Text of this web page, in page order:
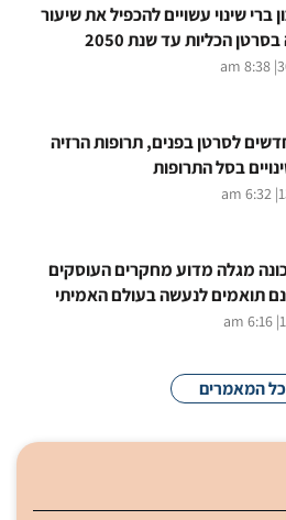
ברי שינוי עשויים להכפיל את שיעור
הכליות עד שנת 2050
| 8:38 am
לסרטן בפנים, תרופות הרזיה
בסל התרופות
| 6:32 am
מגלה מדוע מחקרים העוסקים
תואמים לנעשה בעולם האמיתי
| 6:16 am
המאמרים